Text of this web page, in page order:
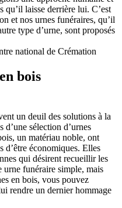
qu’il laisse derrière lui. C’est
et nos urnes funéraires, qu’il
type d’urne, sont proposés
bois
un deuil des solutions à la
d’une sélection d’urnes
un matériau noble, ont
d’être économiques. Elles
qui désirent recueillir les
urne funéraire simple, mais
en bois, vous pouvez
rendre un dernier hommage